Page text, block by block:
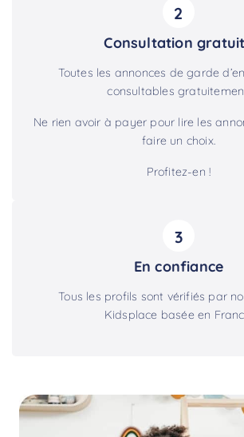
2
Consultation
Toutes les annonces de garde
consultables
Ne rien avoir à payer pour lire les
faire un choix.
Profitez-en !
3
En confiance
Tous les profils sont vérifiés par
Kidsplace basée en